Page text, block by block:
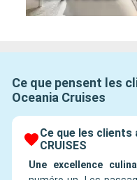
Ce que pensent les
Oceania Cruises
Ce que les clients
CRUISES
Une excellence